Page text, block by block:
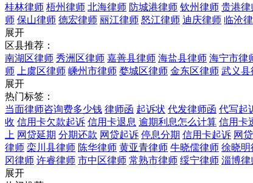
桂林律师 梧州律师 北海律师 防城港律师 钦州律师 贵港律
师 保山律师 德宏律师 丽江律师 怒江律师 迪庆律师 临沧
展开
区县推荐：
南湖区律师 秀洲区律师 嘉善县律师 海盐县律师 海宁市律
师
上虞区律师 嵊州市律师 婺城区律师 金东区律师 武义县
展开
热门标签：
当面律师咨询费多少钱 律师函 起诉状 代发律师函 代写起
收 信用卡欠款起诉 信用卡退息 逾期利息怎么计算 信用卡
上 网贷延期 分期还款 网贷起诉 停息分期 信用卡起诉 网
律师 栾川县律师 陈华律师 黄亚青律师 牛晓儒律师 徐晓明
冈律师 许睿律师 市中区律师 常熟市律师 绥宁律师 淄博律
展开